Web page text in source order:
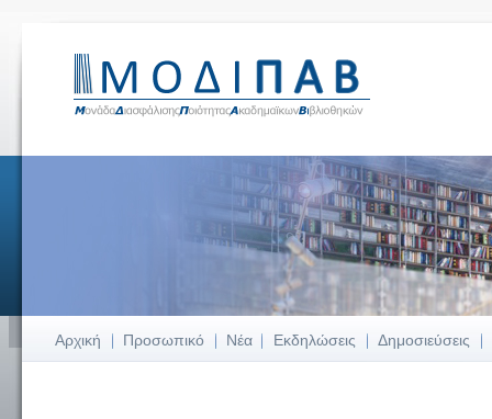
Αρχική Προσωπικό Νέα Εκδηλώσεις Δημοσιεύσεις